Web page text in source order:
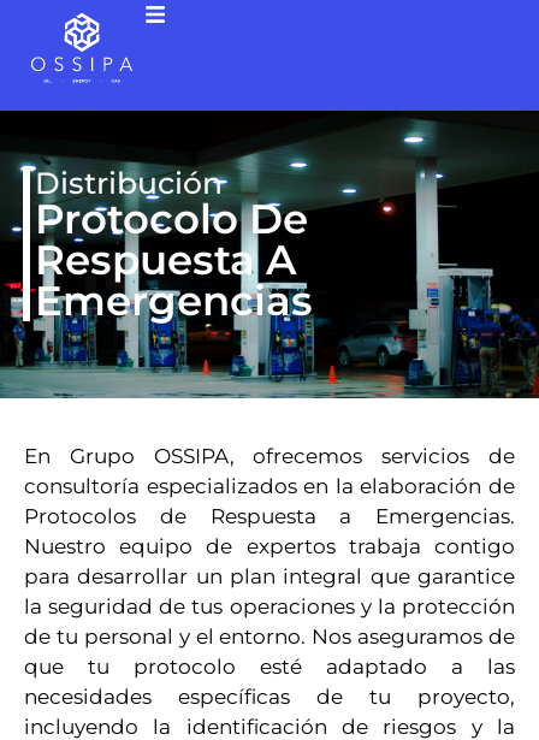
Distribución
Protocolo De
Respuesta A
Emergencias
En Grupo OSSIPA, ofrecemos servicios de
consultoría especializados en la elaboración de
Protocolos de Respuesta a Emergencias.
Nuestro equipo de expertos trabaja contigo
para desarrollar un plan integral que garantice
la seguridad de tus operaciones y la protección
de tu personal y el entorno. Nos aseguramos de
que tu protocolo esté adaptado a las
necesidades específicas de tu proyecto,
incluyendo la identificación de riesgos y la